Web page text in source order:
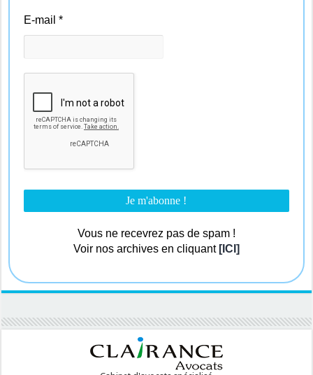
E-mail*
Vous ne recevrez pas de spam !
Voir nos archives en cliquant [ICI]